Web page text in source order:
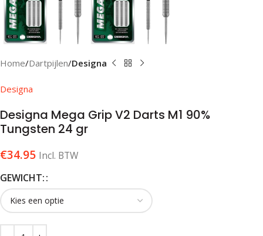
Home Dartpijlen Designa
Designa
Designa Mega Grip V2 Darts M1 90%
Tungsten 24 gr
€34.95 Incl. BTW
GEWICHT: